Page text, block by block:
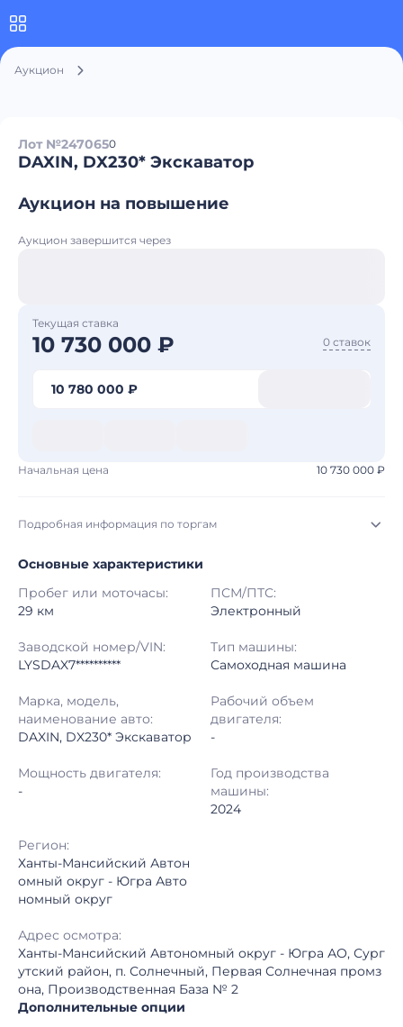
Аукцион
Лот №2470650
DAXIN, DX230* Экскаватор
Аукцион на повышение
Аукцион завершится через
Текущая ставка
10 730 000 ₽ 0 ставок
10 780 000 ₽
Начальная цена 10 730 000 ₽
Подробная информация по торгам
Начало торгов: 03.08.2026, 11:59 МСК
Конец торгов: 10.08.2026, 12:06 МСК
Тип аукциона: Открытые торги
Шаг торгов: 50 000 ₽
Основные характеристики
Пробег или моточасы:
29 км
ПСМ/ПТС:
Электронный
Заводской номер/VIN:
LYSDAX7**********
Тип машины:
Самоходная машина
Марка, модель,
наименование авто:
DAXIN, DX230* Экскаватор
Рабочий объем
двигателя:
-
Мощность двигателя:
-
Год производства
машины:
2024
Регион:
Ханты-Мансийский Автон
омный округ - Югра Авто
номный округ
Адрес осмотра:
Ханты-Мансийский Автономный округ - Югра АО, Сург
утский район, п. Солнечный, Первая Солнечная промз
она, Производственная База № 2
Дополнительные опции